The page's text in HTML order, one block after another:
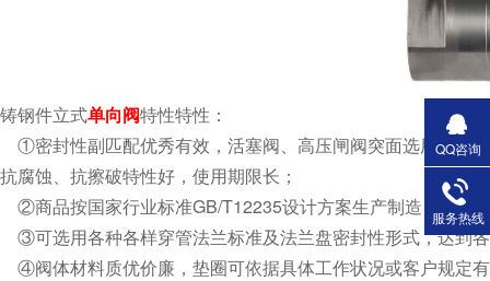
铸钢件立式单向阀特性特性：
①密封性副匹配优秀有效，活塞阀、高压闸阀突面选用铁钴合
抗腐蚀、抗擦破特性好，使用期限长；
②商品按国家行业标准GB/T12235设计方案生产制造；
③可选用各种各样穿管法兰标准及法兰盘密封性形式，达到
④阀体材料质优价廉，垫圈可依据具体工作状况或客户规定有
QQ咨询
服务热线